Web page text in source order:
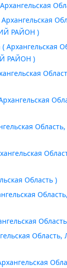
РАЙОН )
Архангельская
РАЙОН )
Область )